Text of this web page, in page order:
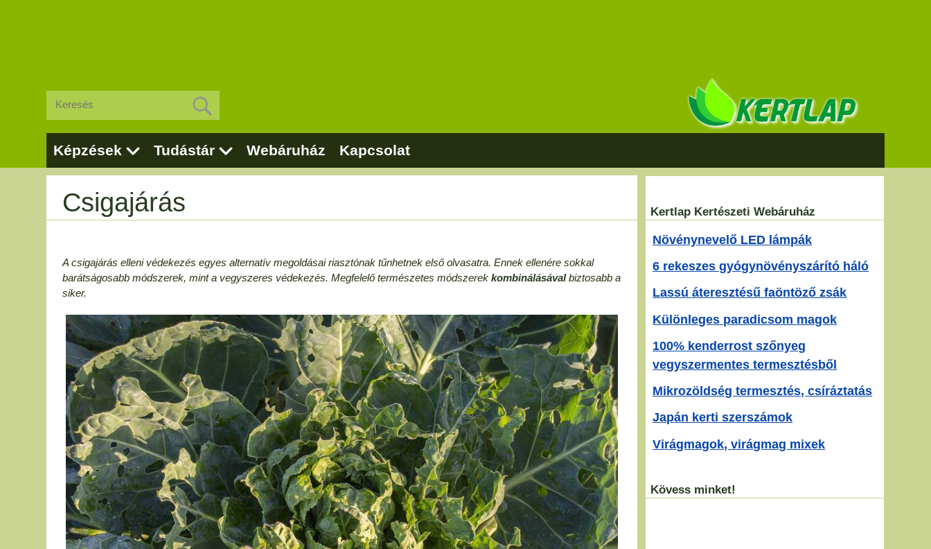
Képzések Tudástár Webáruház Kapcsolat
Csigajárás
A csigajárás elleni védekezés egyes alternatív megoldásai riasztónak tűnhetnek első olvasatra. Ennek ellenére sokkal
barátságosabb módszerek, mint a vegyszeres védekezés. Megfelelő természetes módszerek kombinálásávalbiztosabb a
siker.
Kertlap Kertészeti Webáruház
Növénynevelő LED lámpák
6 rekeszes gyógynövényszárító háló
Lassú áteresztésű faöntöző zsák
Különleges paradicsom magok
100% kenderrost szőnyeg
vegyszermentes termesztésből
Mikrozöldség termesztés, csíráztatás
Japán kerti szerszámok
Virágmagok, virágmag mixek
Kövess minket!